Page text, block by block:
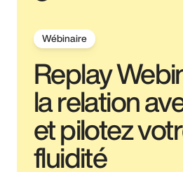
Wébinaire
Replay
la relation
et pilotez
fluidité